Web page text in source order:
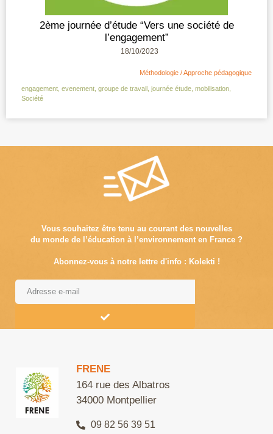
2ème journée d’étude “Vers une société de
l’engagement”
18/10/2023
Méthodologie / Approche pédagogique
engagement evenement groupe de travail journée étude mobilisation
Société
Vous souhaitez être tenu au courant des nouvelles
du monde de l’éducation à l’environnement en France ?
Abonnez-vous à notre lettre d'info : Kolekti !
FRENE
164 rue des Albatros
34000 Montpellier
09 82 56 39 51